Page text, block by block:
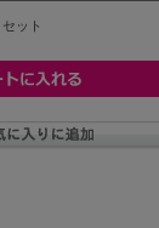
セット